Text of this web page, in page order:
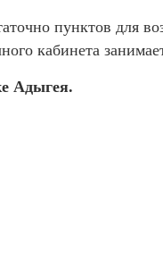
пунктов для
кабинета
Адыгея.